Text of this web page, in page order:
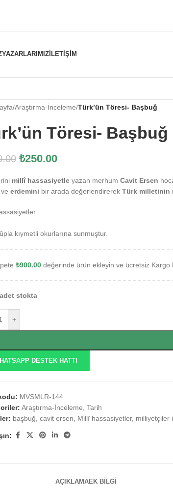
YAZARLARIMIZİLETIŞIM
/Araştırma-İnceleme/Türk’ün Töresi- Başbuğ
Töresi- Başbuğ
₺250.00
millî hassasiyetle yazan merhum Cavit Ersen
ve erdemini bir arada değerlendirerek Türk milletinin
kıymetli okurlarına sunmuştur.
₺900.00 değerinde ürün ekleyin ve ücretsiz Kargo
stokta
+
DESTEK HATTI
MVSMLR-144
Araştırma-İnceleme Tarih
başbuğ cavit ersen Millî hassasiyetler, milliyetçiler
AÇIKLAMAEK BILGI